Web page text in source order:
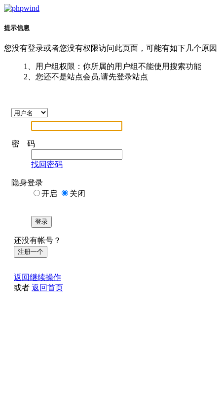
提示信息
您没有登录或者您没有权限访问此页面，可能有如下几个原因
1、用户组权限：你所属的用户组不能使用搜索功能
2、您还不是站点会员,请先登录站点
密 码
找回密码
隐身登录
开启
关闭
登录
还没有帐号？
注册一个
返回继续操作
或者 返回首页